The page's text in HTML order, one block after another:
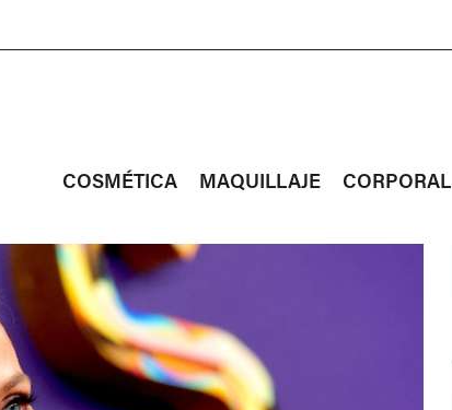
COSMÉTICA MAQUILLAJE CORPORAL